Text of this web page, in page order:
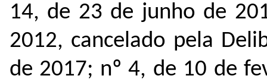
14, de 23 de junho de
2012, cancelado pela
de 2017; nº 4, de 10 de